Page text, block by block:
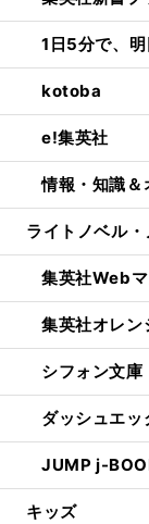
1日5分で、
kotoba
e!集英社
情報・知識
ライトノベル
集英社Web
集英社オレン
シフォン文庫
ダッシュエッ
JUMP j-
キッズ